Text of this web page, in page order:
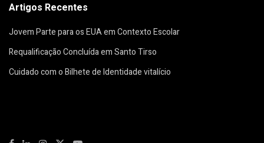
Artigos Recentes
Jovem Parte para os EUA em Contexto Escolar
Requalificação Concluída em Santo Tirso
Cuidado com o Bilhete de Identidade vitalício